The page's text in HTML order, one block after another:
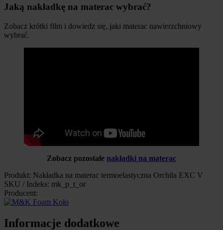
Jaką nakładkę na materac wybrać?
Zobacz krótki film i dowiedz się, jaki materac nawierzchniowy
wybrać.
Zobacz pozostałe nakładki na materac
Produkt: Nakładka na materac termoelastyczna Orchila EXC V
SKU / Indeks: mk_p_t_or
Producent:
Informacje dodatkowe